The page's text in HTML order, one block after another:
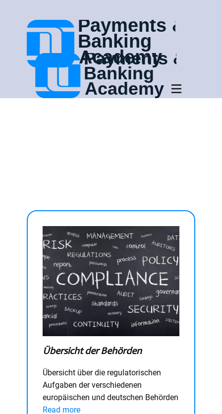
Übersicht der Behörden
Übersicht über die regulatorischen
Aufgaben der verschiedenen
europäischen und deutschen Behörden
Read more